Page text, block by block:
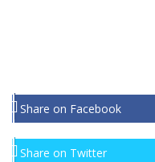
Share on Facebook
Share on Twitter